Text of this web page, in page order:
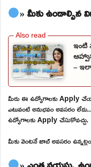
» మీకు ఉండాల్సిన
ఇంటి
–
మీరు ఈ ఉద్యోగాలకు Apply
ఎటువంటి అనుభవం అవసరం
ఉద్యోగాలకు Apply చేసుకోవచ్చు.
మీకు వెంటనే జాబ్ అవసరం